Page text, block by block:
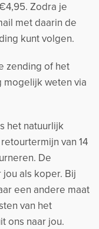
Zodra je
met daarin de
kunt volgen.
zending of het
mogelijk weten via
het natuurlijk
van 14
De
als koper. Bij
een andere maat
van het
ons naar jou.